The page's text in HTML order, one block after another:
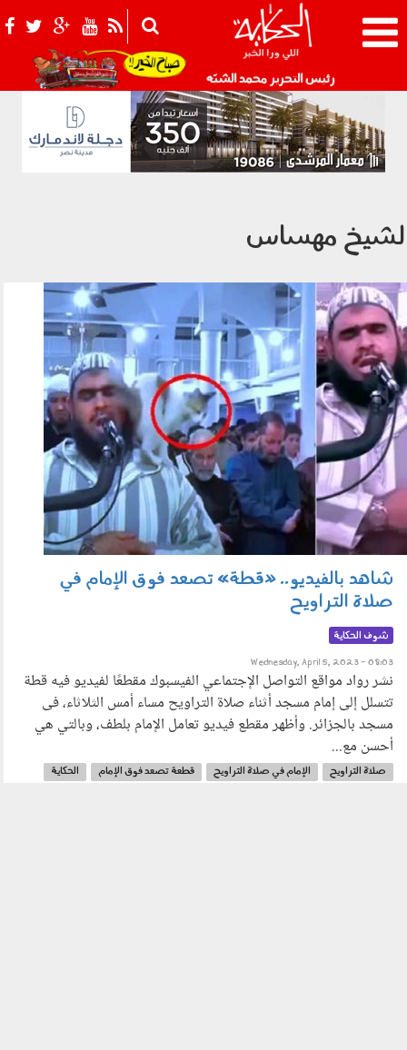
رئيس التحرير محمد الشبّه 021_2.png
مهساس
صلاة التراويح
شاهد بالفيديو.. «قطة» تصعد فوق الإمام في
صلاة التراويح
شوف الحكاية
Wednesday, April 5, 2023 - 08:03
نشر رواد مواقع التواصل الإجتماعي الفيسبوك مقطعًا لفيديو فيه قطة
تتسلل إلى إمام مسجد أثناء صلاة التراويح مساء أمس الثلاثاء، فى
مسجد بالجزائر. وأظهر مقطع فيديو تعامل الإمام بلطف، وبالتي هي
أحسن مع...
صلاة التراويح الإمام في صلاة التراويح قطعة تصعد فوق الإمام
الحكاية